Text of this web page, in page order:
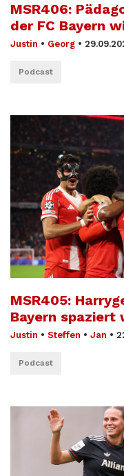
MSR406:
der FC Bayern
Justin • Georg •
Podcast
MSR405:
Bayern spaziert
Justin • Steffen • Jan •
Podcast